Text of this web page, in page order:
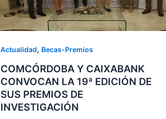
Actualidad, Becas-Premios
COMCÓRDOBA Y CAIXABANK
CONVOCAN LA 19ª EDICIÓN DE
SUS PREMIOS DE
INVESTIGACIÓN